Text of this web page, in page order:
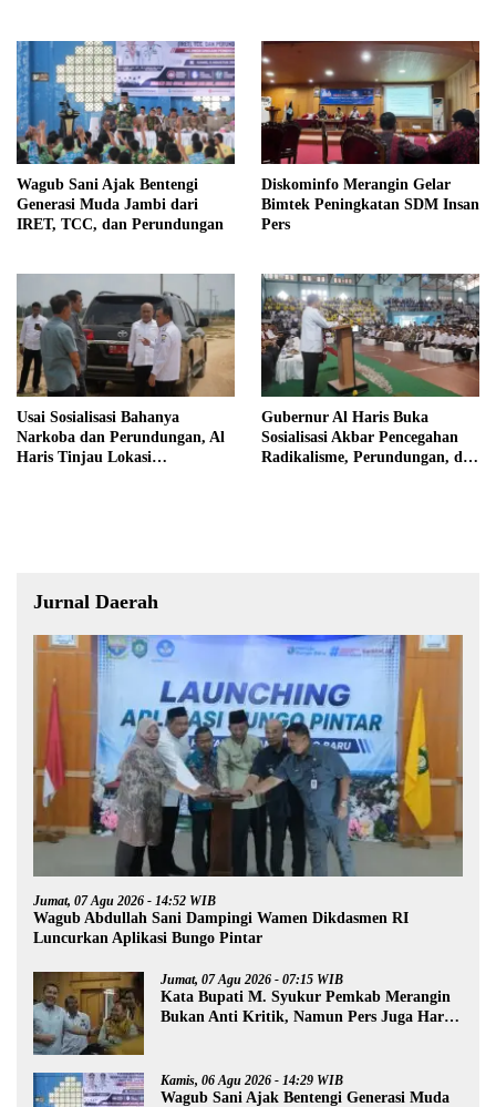
Wagub Sani Ajak Bentengi
Generasi Muda Jambi dari
IRET, TCC, dan Perundungan
Diskominfo Merangin Gelar
Bimtek Peningkatan SDM Insan
Pers
Usai Sosialisasi Bahanya
Narkoba dan Perundungan, Al
Haris Tinjau Lokasi
Gubernur Al Haris Buka
Sosialisasi Akbar Pencegahan
Radikalisme, Perundungan, dan
Jurnal Daerah
Jumat, 07 Agu 2026 - 14:52 WIB
Wagub Abdullah Sani Dampingi Wamen Dikdasmen RI
Luncurkan Aplikasi Bungo Pintar
Jumat, 07 Agu 2026 - 07:15 WIB
Kata Bupati M. Syukur Pemkab Merangin
Bukan Anti Kritik, Namun Pers Juga Harus
Kamis, 06 Agu 2026 - 14:29 WIB
Wagub Sani Ajak Bentengi Generasi Muda